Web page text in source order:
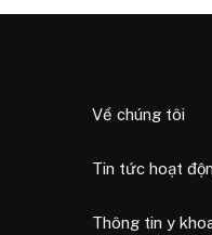
Về chúng tôi
Tin tức hoạt
Thông tin y